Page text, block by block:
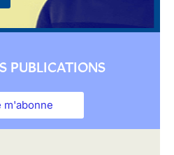
PUBLICATIONS
m'abonne